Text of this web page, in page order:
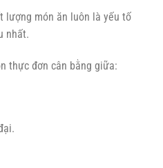
lượng món ăn luôn là yếu tố
nhất.
thực đơn cân bằng giữa: